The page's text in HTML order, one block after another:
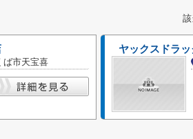
ば市天宝喜
ヤックスドラ